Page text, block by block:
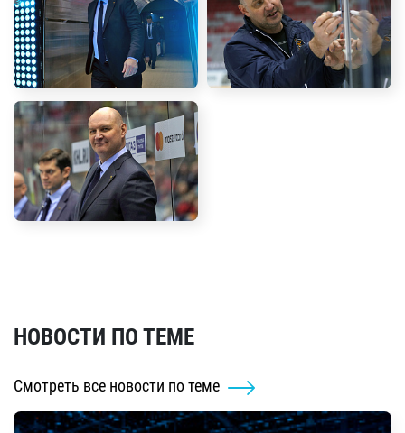
НОВОСТИ ПО ТЕМЕ
Смотреть все новости по теме